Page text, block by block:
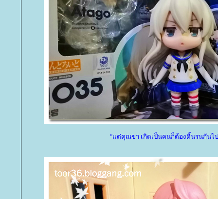
"แต่คุณขา เกิดเป็นคนก็ต้องดิ้นรนกันไ